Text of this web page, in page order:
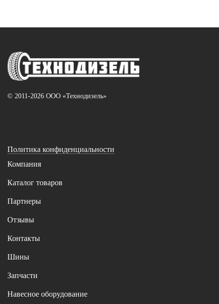
© 2011-2026 ООО «Технодизель»
Политика конфиденциальности
Компания
Каталог товаров
Партнеры
Отзывы
Контакты
Шины
Запчасти
Навесное оборудование